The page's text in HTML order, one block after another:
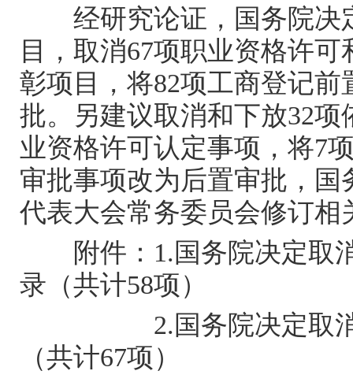
经研究论证，国务院决
目，取消67项职业资格许
彰项目，将82项工商登记
批。另建议取消和下放32
业资格许可认定事项，将7
审批事项改为后置审批，
代表大会常务委员会修订相
附件：1.国务院决定取消
录（共计58项）
2.国务院决定取消的
（共计67项）